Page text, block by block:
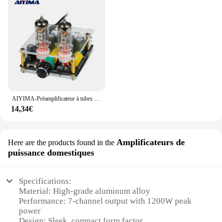
AIYIMA-Préamplificateur à tubes audio 6A2, tube HIFI, stéréo, préampli, carte de bord, médailles, haut-parleur, amplificateur de puissance, cinéma maison, bricolage, mis à niveau
14,34€
Here are the products found in the Amplificateurs de
puissance domestiques
Specifications:
Material: High-grade aluminum alloy
Performance: 7-channel output with 1200W peak
power